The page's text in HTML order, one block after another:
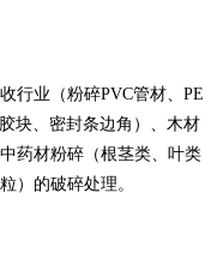
行业（粉碎PVC管材、PE
块、密封条边角）、木材
药材粉碎（根茎类、叶类
）的破碎处理。